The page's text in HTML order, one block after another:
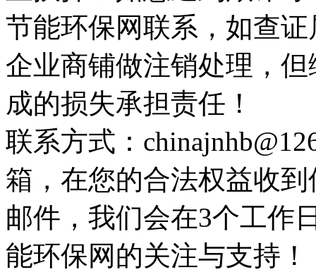
节能环保网联系，如查
企业商铺做注销处理，
成的损失承担责任！
联系方式：
箱，在您的合法权益收
邮件，我们会在3个工作
能环保网的关注与支持！